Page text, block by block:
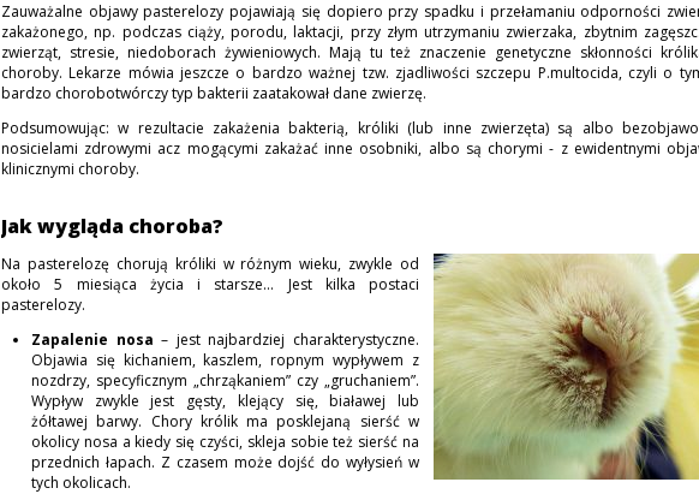
Zauważalne objawy pasterelozy pojawiają się dopiero przy spadku i przełamaniu odporności
zakażonego, np. podczas ciąży, porodu, laktacji, przy złym utrzymaniu zwierzaka, zbytnim
zwierząt, stresie, niedoborach żywieniowych. Mają tu też znaczenie genetyczne skłonności
choroby. Lekarze mówia jeszcze o bardzo ważnej tzw. zjadliwości szczepu P.multocida, czyli o
bardzo chorobotwórczy typ bakterii zaatakował dane zwierzę.
Podsumowując: w rezultacie zakażenia bakterią, króliki (lub inne zwierzęta) są albo
nosicielami zdrowymi acz mogącymi zakażać inne osobniki, albo są chorymi - z ewidentnymi
klinicznymi choroby.
Jak wygląda choroba?
Na pasterelozę chorują króliki w różnym wieku, zwykle od
około 5 miesiąca życia i starsze... Jest kilka postaci
pasterelozy.
Zapalenie nosa – jest najbardziej charakterystyczne.
Objawia się kichaniem, kaszlem, ropnym wypływem z
nozdrzy, specyficznym „chrząkaniem” czy „gruchaniem”.
Wypływ zwykle jest gęsty, klejący się, białawej lub
żółtawej barwy. Chory królik ma posklejaną sierść w
okolicy nosa a kiedy się czyści, skleja sobie też sierść na
przednich łapach. Z czasem może dojść do wyłysień w
tych okolicach.